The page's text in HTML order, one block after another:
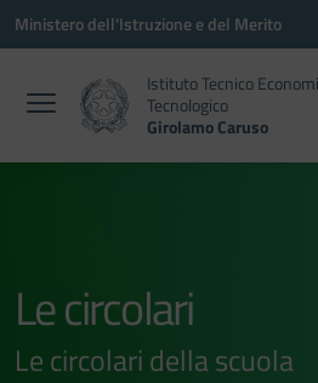
Vai ai contenuti
Vai al menu di navigazione
Vai al footer
Ministero dell'Istruzione e del Merito
Istituto Tecnico
Tecnologico
Girolamo Caruso
Le circolari
Le circolari della scuola